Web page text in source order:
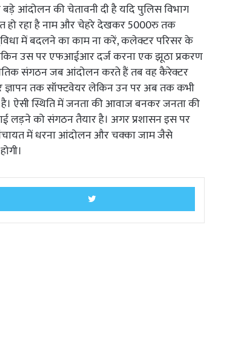
आंदोलन की चेतावनी दी है यदि पुलिस विभाग
हो रहा है नाम और चेहरे देखकर 5000रु तक
में बदलने का काम ना करें, कलेक्टर परिसर के
उस पर एफआईआर दर्ज करना एक झूठा प्रकरण
संगठन जब आंदोलन करते हैं तब वह कैरेक्टर
तक सॉफ्टवेयर लेकिन उन पर अब तक कभी
है। ऐसी स्थिति में जनता की आवाज बनकर जनता की
को संगठन तैयार है। अगर प्रशासन इस पर
में धरना आंदोलन और चक्का जाम जैसे
Twitter